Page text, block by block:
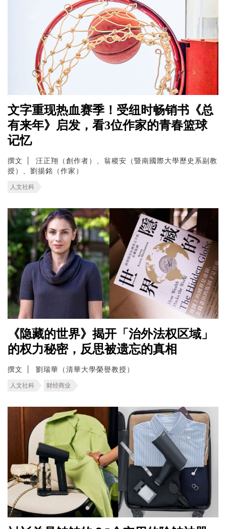
文字重现热血赛季！受纽时畅销书《总
有来年》启发，看3位作家的青春篮球
记忆
撰文
汪正翔（創作者）、翁稷安（暨南國際大學歷史系副教
授）、劉揚銘（作家）
人文社科
《隐藏的世界》揭开「治外法权区域」
的权力秘密，反思被遗忘的真相
撰文 劉瑞華（清華大學榮譽教授）
人文社科 财经商业